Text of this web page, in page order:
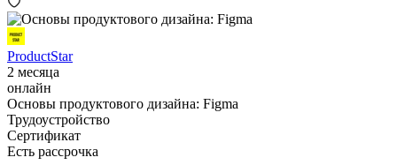
ProductStar
2 месяца
онлайн
Основы продуктового дизайна: Figma
Трудоустройство
Сертификат
Есть рассрочка